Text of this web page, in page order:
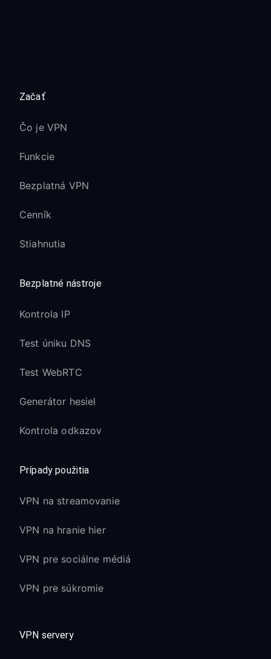
Začať
Čo je VPN
Funkcie
Bezplatná VPN
Cenník
Stiahnutia
Bezplatné nástroje
Kontrola IP
Test úniku DNS
Test WebRTC
Generátor hesiel
Kontrola odkazov
Prípady použitia
VPN na streamovanie
VPN na hranie hier
VPN pre sociálne médiá
VPN pre súkromie
VPN servery